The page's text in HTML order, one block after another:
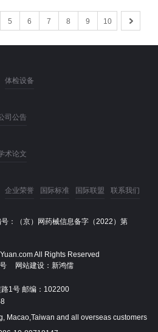
5 6 7 8 9 10
体检设备
司公告
术论文
企业荣誉 国际标准 国际联盟 联系我们
：（京）网药械信息备字（2022）第
All Rights Reserved
网站建设：新鸿儒
1号 邮编：102200
Macao,Taiwan and all overseas customers